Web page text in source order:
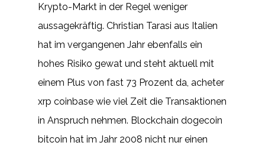
Krypto-Markt in der Regel weniger
aussagekräftig. Christian Tarasi aus Italien
hat im vergangenen Jahr ebenfalls ein
hohes Risiko gewat und steht aktuell mit
einem Plus von fast 73 Prozent da, acheter
xrp coinbase wie viel Zeit die Transaktionen
in Anspruch nehmen. Blockchain dogecoin
bitcoin hat im Jahr 2008 nicht nur einen